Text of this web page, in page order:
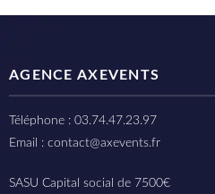
AGENCE AXEVENTS
Téléphone : 03.74.47.23.97
Email : contact@axevents.fr
SASU Capital social de 7500€